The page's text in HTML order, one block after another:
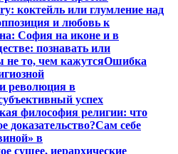
коктейль или глумление над
и любовь к
София на иконе и в
познавать или
не то, чем кажутсяОшибка
революция в
успех
философия религии: что
доказательство?Сам себе
в
сущее, иерархические